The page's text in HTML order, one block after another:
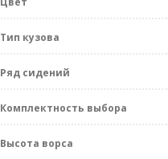
Тип кузова
Ряд сидений
Комплектность выбора
Высота ворса